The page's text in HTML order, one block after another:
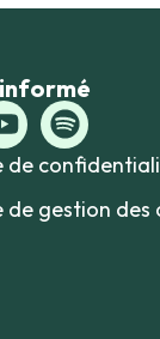
de
de gestion des